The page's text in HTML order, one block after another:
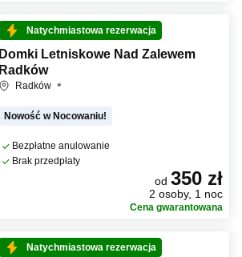
Natychmiastowa rezerwacja
Domki Letniskowe Nad Zalewem
Radków
Radków
Nowość w Nocowaniu!
Bezpłatne anulowanie
Brak przedpłaty
od 350 zł
2 osoby, 1 noc
Cena gwarantowana
Natychmiastowa rezerwacja